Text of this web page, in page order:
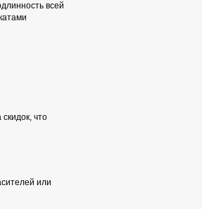
всей
что
или